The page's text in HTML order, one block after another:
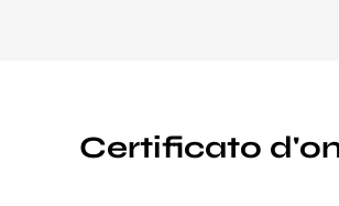
Certificato